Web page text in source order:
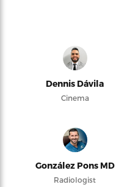
Dennis Dávila
Cinema
González Pons MD
Radiologist